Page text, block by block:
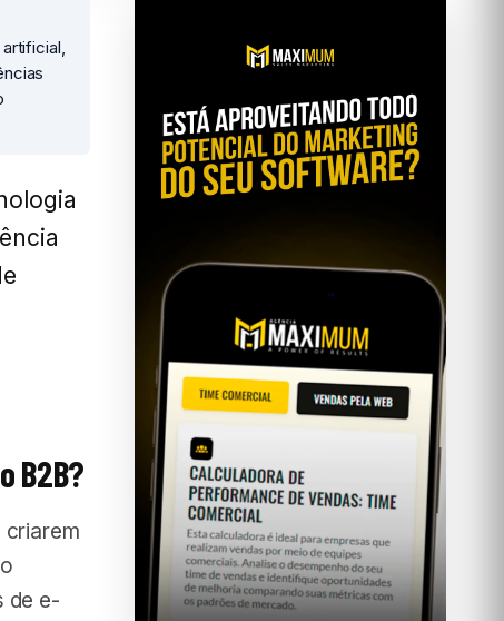
B2B?
criarem
de e-